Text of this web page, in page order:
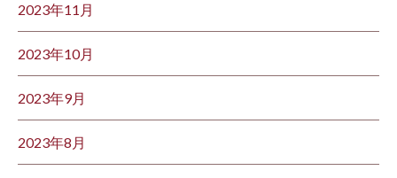
2023年11月
2023年10月
2023年9月
2023年8月